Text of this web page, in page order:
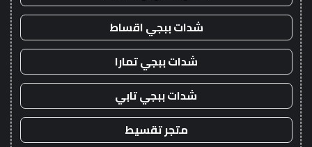
شدات ببجي اقساط
شدات ببجي تمارا
شدات ببجي تابي
متجر تقسيط